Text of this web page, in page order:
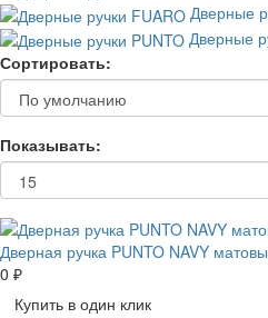
Дверные
Дверные
Сортировать:
Показывать:
Дверная ручка PUNTO NAVY
0 ₽
Купить в один клик